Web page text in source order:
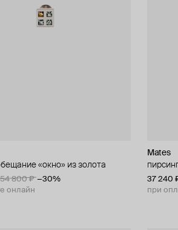
«окно» из золота
54 800 ₽ −30%
онлайн
Mates
37 240
при